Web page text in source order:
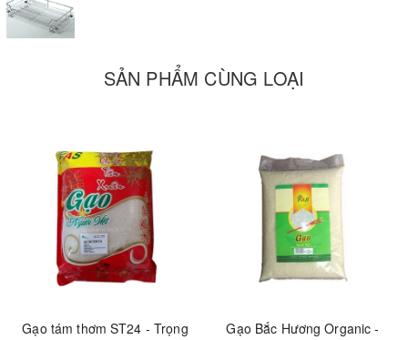
SẢN PHẨM CÙNG LOẠI
Gạo tám thơm ST24 - Trọng
Gạo Bắc Hương Organic -